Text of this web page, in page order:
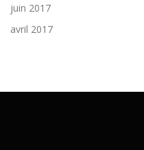
juin 2017
avril 2017